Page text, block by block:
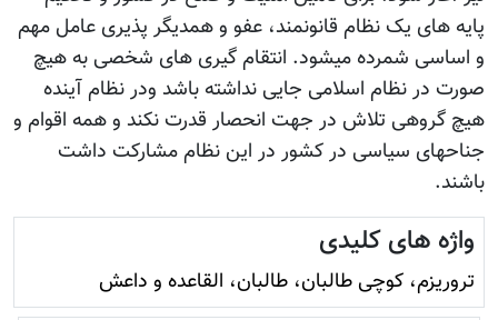
پایه های یک نظام قانونمند، عفو و همدیگر پذیری عامل مهم
و اساسی شمرده میشود. انتقام گیری های شخصی به هیچ
صورت در نظام اسلامی جایی نداشته باشد ودر نظام آینده
هیچ گروهی تلاش در جهت انحصار قدرت نکند و همه اقوام و
جناحهای سیاسی در کشور در این نظام مشارکت داشت
باشند.
واژه های کلیدی
تروريزم، کوچی طالبان، طالبان، القاعده و داعش